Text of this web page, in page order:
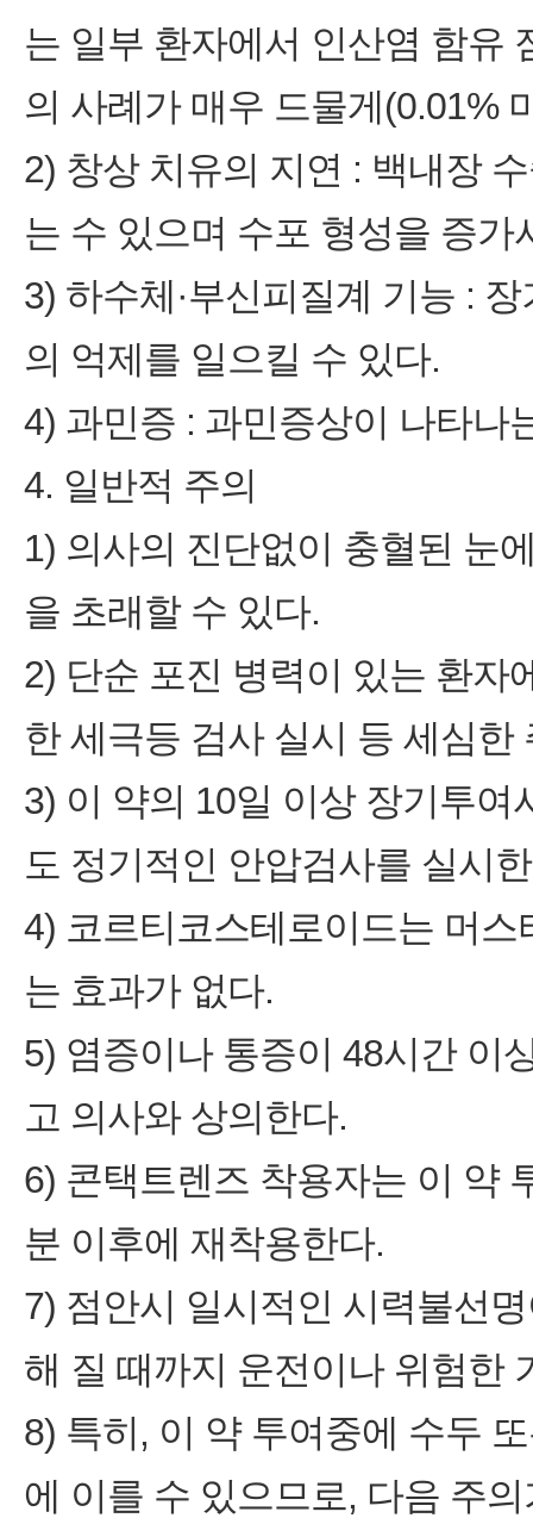
는 일부 환자에서 인산염 함유
의 사례가 매우 드물게(0.01%
2) 창상 치유의 지연 : 백내장
는 수 있으며 수포 형성을 증가
3) 하수체·부신피질계 기능 :
의 억제를 일으킬 수 있다.
4) 과민증 : 과민증상이 나타나
4. 일반적 주의
1) 의사의 진단없이 충혈된 눈
을 초래할 수 있다.
2) 단순 포진 병력이 있는 환자
한 세극등 검사 실시 등 세심한
3) 이 약의 10일 이상 장기투
도 정기적인 안압검사를 실시
4) 코르티코스테로이드는 머
는 효과가 없다.
5) 염증이나 통증이 48시간 이
고 의사와 상의한다.
6) 콘택트렌즈 착용자는 이 약
분 이후에 재착용한다.
7) 점안시 일시적인 시력불선
해 질 때까지 운전이나 위험한
8) 특히, 이 약 투여중에 수두
에 이를 수 있으므로, 다음 주